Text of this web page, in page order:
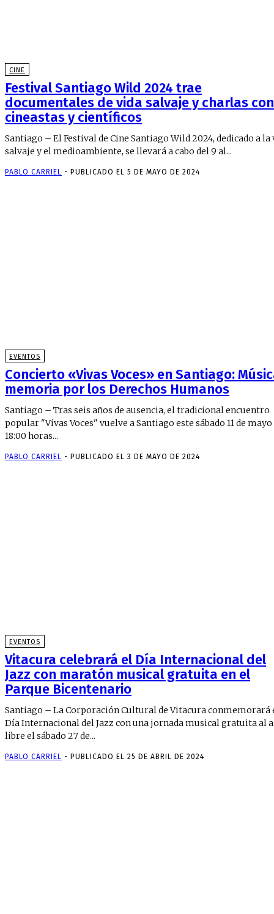
CINE
Festival Santiago Wild 2024 trae
documentales de vida salvaje y charlas con
cineastas y científicos
Santiago – El Festival de Cine Santiago Wild 2024, dedicado a la
salvaje y el medioambiente, se llevará a cabo del 9 al...
PABLO CARRIEL - PUBLICADO EL 5 DE MAYO DE 2024
EVENTOS
Concierto «Vivas Voces» en Santiago:
memoria por los Derechos Humanos
Santiago – Tras seis años de ausencia, el tradicional encuentro
popular "Vivas Voces" vuelve a Santiago este sábado 11 de mayo
18:00 horas...
PABLO CARRIEL - PUBLICADO EL 3 DE MAYO DE 2024
EVENTOS
Vitacura celebrará el Día Internacional del
Jazz con maratón musical gratuita en el
Parque Bicentenario
Santiago – La Corporación Cultural de Vitacura conmemorará
Día Internacional del Jazz con una jornada musical gratuita al
libre el sábado 27 de...
PABLO CARRIEL - PUBLICADO EL 25 DE ABRIL DE 2024